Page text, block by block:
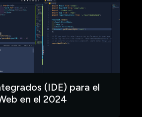
(IDE) para el
en el 2024